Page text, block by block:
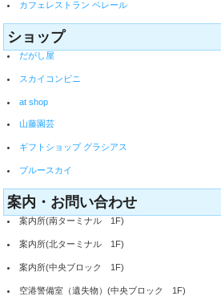
カフェレストラン ベレール
ショップ
だがし屋
スカイコンビニ
at shop
山藤園芸
ギフトショップ グラシアス
ブルースカイ
案内・お問い合わせ
案内所(南ターミナル 1F)
案内所(北ターミナル 1F)
案内所(中央ブロック 1F)
空港警備室（遺失物）(中央ブロック 1F)